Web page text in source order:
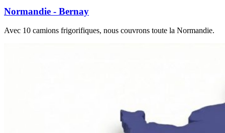
Normandie - Bernay
Avec 10 camions frigorifiques, nous couvrons toute la Normandie.